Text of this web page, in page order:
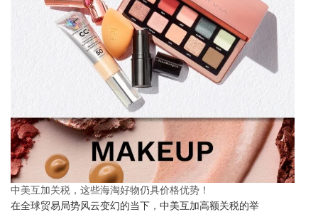
中美互加关税，这些海淘好物仍具价格优势！
在全球贸易局势风云变幻的当下，中美互加高额关税的举